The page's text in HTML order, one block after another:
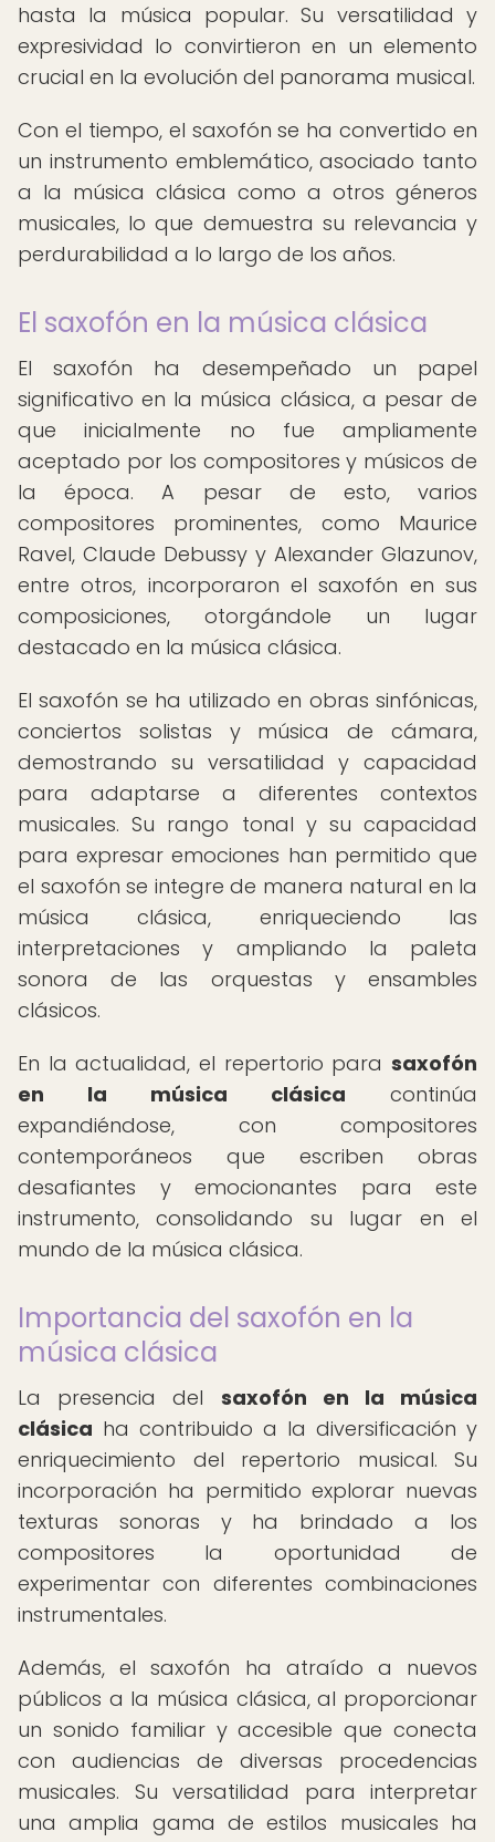
hasta la música popular. Su versatilidad y
expresividad lo convirtieron en un elemento
crucial en la evolución del panorama musical.
Con el tiempo, el saxofón se ha convertido en
un instrumento emblemático, asociado tanto
a la música clásica como a otros géneros
musicales, lo que demuestra su relevancia y
perdurabilidad a lo largo de los años.
El saxofón en la música clásica
El saxofón ha desempeñado un papel
significativo en la música clásica, a pesar de
que inicialmente no fue ampliamente
aceptado por los compositores y músicos de
la época. A pesar de esto, varios
compositores prominentes, como Maurice
Ravel, Claude Debussy y Alexander Glazunov,
entre otros, incorporaron el saxofón en sus
composiciones, otorgándole un lugar
destacado en la música clásica.
El saxofón se ha utilizado en obras sinfónicas,
conciertos solistas y música de cámara,
demostrando su versatilidad y capacidad
para adaptarse a diferentes contextos
musicales. Su rango tonal y su capacidad
para expresar emociones han permitido que
el saxofón se integre de manera natural en la
música clásica, enriqueciendo las
interpretaciones y ampliando la paleta
sonora de las orquestas y ensambles
clásicos.
En la actualidad, el repertorio para saxofón
en la música clásica continúa
expandiéndose, con compositores
contemporáneos que escriben obras
desafiantes y emocionantes para este
instrumento, consolidando su lugar en el
mundo de la música clásica.
Importancia del saxofón en la
música clásica
La presencia del saxofón en la música
clásica ha contribuido a la diversificación y
enriquecimiento del repertorio musical. Su
incorporación ha permitido explorar nuevas
texturas sonoras y ha brindado a los
compositores la oportunidad de
experimentar con diferentes combinaciones
instrumentales.
Además, el saxofón ha atraído a nuevos
públicos a la música clásica, al proporcionar
un sonido familiar y accesible que conecta
con audiencias de diversas procedencias
musicales. Su versatilidad para interpretar
una amplia gama de estilos musicales ha